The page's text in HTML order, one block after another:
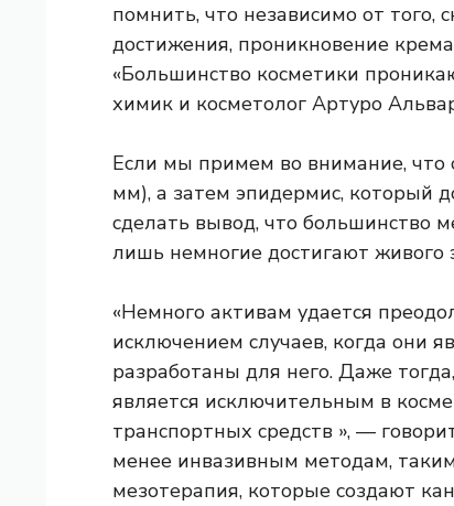
помнить, что независимо от того,
достижения, проникновение
«Большинство косметики
химик и косметолог Артуро
Если мы примем во внимание, что
мм), а затем эпидермис, который
сделать вывод, что большинство
лишь немногие достигают живого
«Немного активам удается
исключением случаев, когда они
разработаны для него. Даже
является исключительным в
транспортных средств », —
менее инвазивным методам,
мезотерапия, которые создают